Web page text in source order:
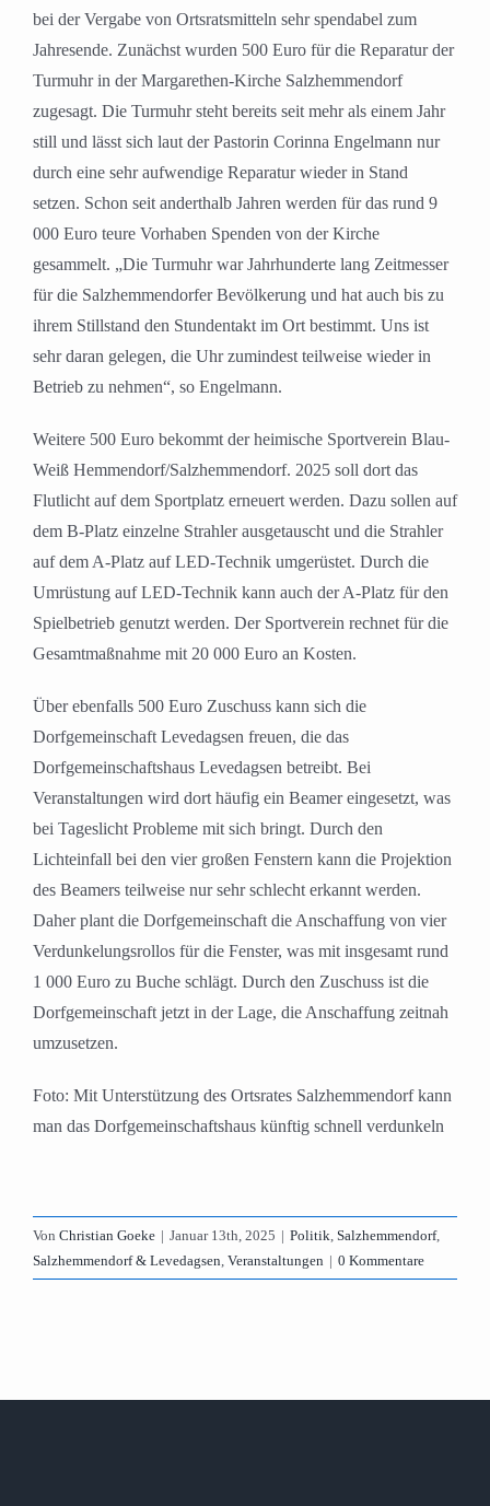
bei der Vergabe von Ortsratsmitteln sehr spendabel zum
Jahresende. Zunächst wurden 500 Euro für die Reparatur der
Turmuhr in der Margarethen-Kirche Salzhemmendorf
zugesagt. Die Turmuhr steht bereits seit mehr als einem Jahr
still und lässt sich laut der Pastorin Corinna Engelmann nur
durch eine sehr aufwendige Reparatur wieder in Stand
setzen. Schon seit anderthalb Jahren werden für das rund 9
000 Euro teure Vorhaben Spenden von der Kirche
gesammelt. „Die Turmuhr war Jahrhunderte lang Zeitmesser
für die Salzhemmendorfer Bevölkerung und hat auch bis zu
ihrem Stillstand den Stundentakt im Ort bestimmt. Uns ist
sehr daran gelegen, die Uhr zumindest teilweise wieder in
Betrieb zu nehmen“, so Engelmann.
Weitere 500 Euro bekommt der heimische Sportverein Blau-
Weiß Hemmendorf/Salzhemmendorf. 2025 soll dort das
Flutlicht auf dem Sportplatz erneuert werden. Dazu sollen auf
dem B-Platz einzelne Strahler ausgetauscht und die Strahler
auf dem A-Platz auf LED-Technik umgerüstet. Durch die
Umrüstung auf LED-Technik kann auch der A-Platz für den
Spielbetrieb genutzt werden. Der Sportverein rechnet für die
Gesamtmaßnahme mit 20 000 Euro an Kosten.
Über ebenfalls 500 Euro Zuschuss kann sich die
Dorfgemeinschaft Levedagsen freuen, die das
Dorfgemeinschaftshaus Levedagsen betreibt. Bei
Veranstaltungen wird dort häufig ein Beamer eingesetzt, was
bei Tageslicht Probleme mit sich bringt. Durch den
Lichteinfall bei den vier großen Fenstern kann die Projektion
des Beamers teilweise nur sehr schlecht erkannt werden.
Daher plant die Dorfgemeinschaft die Anschaffung von vier
Verdunkelungsrollos für die Fenster, was mit insgesamt rund
1 000 Euro zu Buche schlägt. Durch den Zuschuss ist die
Dorfgemeinschaft jetzt in der Lage, die Anschaffung zeitnah
umzusetzen.
Foto: Mit Unterstützung des Ortsrates Salzhemmendorf kann
man das Dorfgemeinschaftshaus künftig schnell verdunkeln
Von Christian Goeke | Januar 13th, 2025 | Politik, Salzhemmendorf,
Salzhemmendorf & Levedagsen, Veranstaltungen | 0 Kommentare